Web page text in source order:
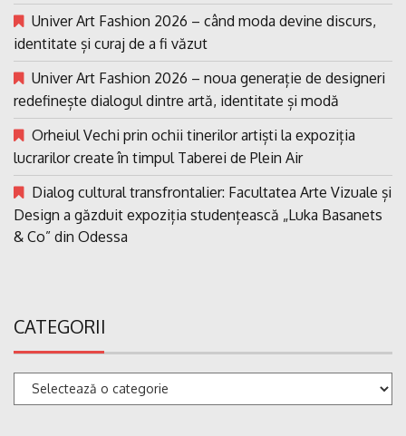
Univer Art Fashion 2026 – când moda devine discurs,
identitate și curaj de a fi văzut
Univer Art Fashion 2026 – noua generație de designeri
redefinește dialogul dintre artă, identitate și modă
Orheiul Vechi prin ochii tinerilor artiști la expoziția
lucrarilor create în timpul Taberei de Plein Air
Dialog cultural transfrontalier: Facultatea Arte Vizuale și
Design a găzduit expoziția studențească „Luka Basanets
& Co” din Odessa
CATEGORII
Categorii